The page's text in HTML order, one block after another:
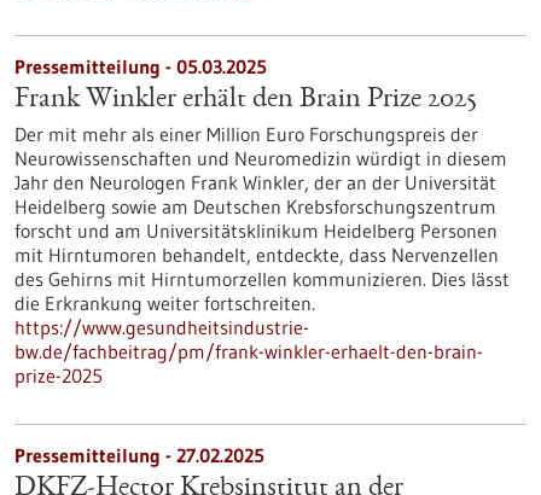
Pressemitteilung - 05.03.2025
Frank Winkler erhält den Brain Prize 2025
Der mit mehr als einer Million Euro Forschungspreis der
Neurowissenschaften und Neuromedizin würdigt in diesem
Jahr den Neurologen Frank Winkler, der an der Universität
Heidelberg sowie am Deutschen Krebsforschungszentrum
forscht und am Universitätsklinikum Heidelberg Personen
mit Hirntumoren behandelt, entdeckte, dass Nervenzellen
des Gehirns mit Hirntumorzellen kommunizieren. Dies lässt
die Erkrankung weiter fortschreiten.
https://www.gesundheitsindustrie-
bw.de/fachbeitrag/pm/frank-winkler-erhaelt-den-brain-
prize-2025
Pressemitteilung - 27.02.2025
DKFZ-Hector Krebsinstitut an der